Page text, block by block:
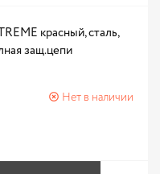
красный, сталь,
защ.цепи
Нет в наличии